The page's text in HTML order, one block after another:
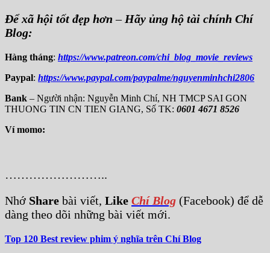
Để xã hội tốt đẹp hơn – Hãy ủng hộ tài chính Chí
Blog:
Hàng tháng: https://www.patreon.com/chi_blog_movie_reviews
Paypal: https://www.paypal.com/paypalme/nguyenminhchi2806
Bank – Người nhận: Nguyễn Minh Chí, NH TMCP SAI GON
THUONG TIN CN TIEN GIANG, Số TK: 0601 4671 8526
Ví momo:
……………………..
Nhớ Share bài viết, Like Chí Blog (Facebook) để dễ
dàng theo dõi những bài viết mới.
Top 120 Best review phim ý nghĩa trên Chí Blog